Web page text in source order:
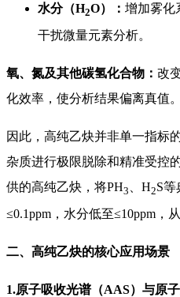
水分（H2O）： 增加雾化
干扰微量元素分析。
氧、氮及其他碳氢化合物： 改
化效率，使分析结果偏离真值。
因此，高纯乙炔并非单一指标
杂质进行极限脱除和精准受控
供的高纯乙炔，将PH3 、H2S
≤0.1ppm，水分低至≤10ppm，
二、高纯乙炔的核心应用场景
1.原子吸收光谱（AAS）与原